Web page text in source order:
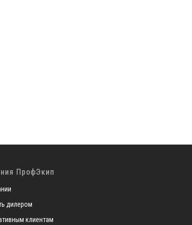
ПрофЭкип
дилером
клиентам